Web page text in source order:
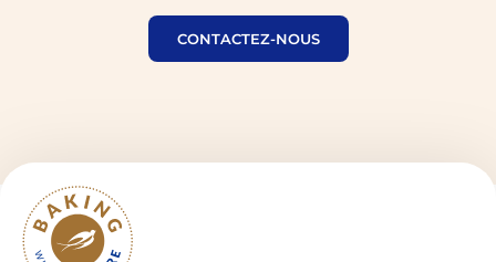
D'AIDECONTACTEZ-NOUS